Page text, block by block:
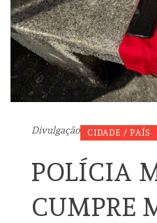
Divulgação CIDADE / PAÍS
POLÍCIA
CUMPRE